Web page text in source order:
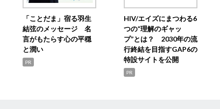
「ことだま」宿る羽生
結弦のメッセージ 名
言がもたらす心の平穏
と潤い
PR
HIV/エイズにまつわる6
つの“理解のギャッ
プ”とは？ 2030年の流
行終結を目指すGAP6の
特設サイトを公開
PR